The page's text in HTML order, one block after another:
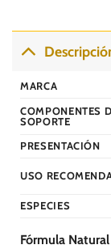
MARCA
COMPONENTES
SOPORTE
PRESENTACIÓN
USO
ESPECIES
Fórmula